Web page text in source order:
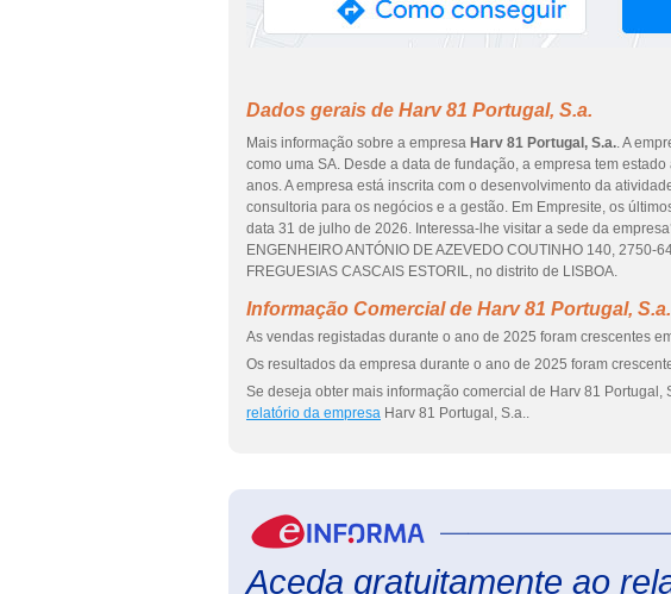
Dados gerais de Harv 81 Portugal, S.a.
Mais informação sobre a empresa Harv 81 Portugal, S.a.. A
como uma SA. Desde a data de fundação, a empresa tem
anos. A empresa está inscrita com o desenvolvimento da
consultoria para os negócios e a gestão. Em Empresite, os
data 31 de julho de 2026. Interessa-lhe visitar a sede da
ENGENHEIRO ANTÓNIO DE AZEVEDO COUTINHO 140, 2750-
FREGUESIAS CASCAIS ESTORIL, no distrito de LISBOA.
Informação Comercial de Harv 81 Portugal, S.a.
As vendas registadas durante o ano de 2025 foram crescentes
Os resultados da empresa durante o ano de 2025 foram
Se deseja obter mais informação comercial de Harv 81 Portugal,
relatório da empresa Harv 81 Portugal, S.a..
Aceda gratuitamente ao